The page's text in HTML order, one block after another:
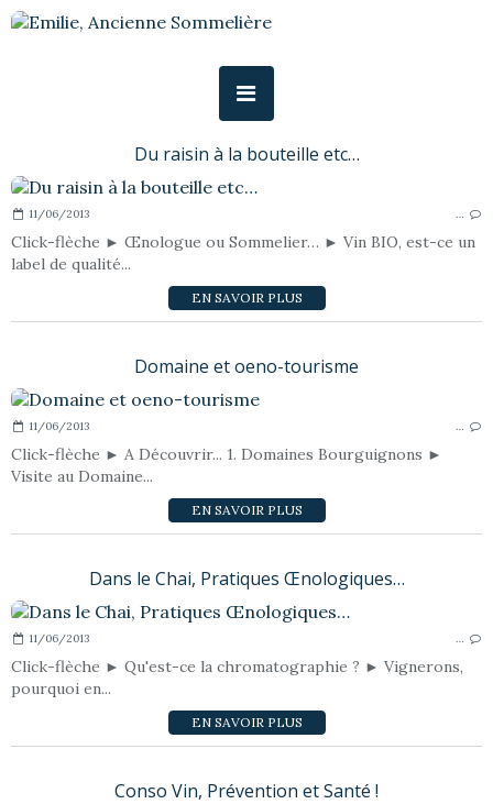
Du raisin à la bouteille etc…
11/06/2013 …
Click-flèche ► Œnologue ou Sommelier… ► Vin BIO, est-ce un
label de qualité...
EN SAVOIR PLUS
Domaine et oeno-tourisme
11/06/2013 …
Click-flèche ► A Découvrir... 1. Domaines Bourguignons ►
Visite au Domaine...
EN SAVOIR PLUS
Dans le Chai, Pratiques Œnologiques…
11/06/2013 …
Click-flèche ► Qu'est-ce la chromatographie ? ► Vignerons,
pourquoi en...
EN SAVOIR PLUS
Conso Vin, Prévention et Santé !